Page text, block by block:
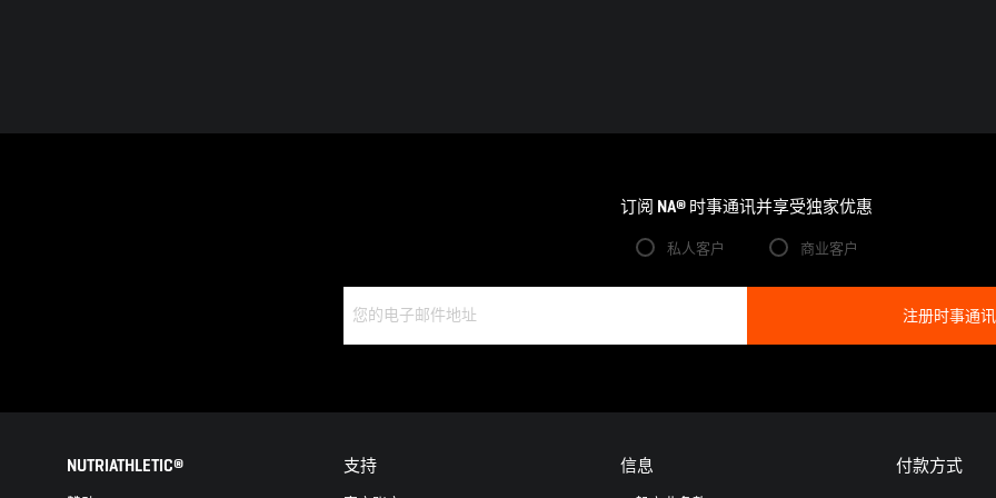
订阅 NA® 时事通讯并享受独家优惠
私人客户 商业客户
NUTRIATHLETIC® 支持 信息 付款方式